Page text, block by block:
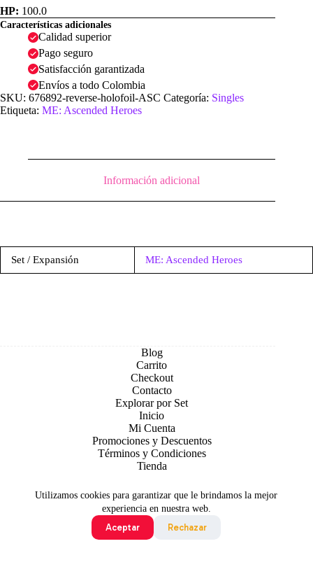
Utilizamos cookies para garantizar que le brindamos la mejor
experiencia en nuestra web.
Aceptar
Rechazar
HP: 100.0
Características adicionales
Calidad superior
Pago seguro
Satisfacción garantizada
Envíos a todo Colombia
SKU: 676892-reverse-holofoil-ASC Categoría: Singles
Etiqueta: ME: Ascended Heroes
Información adicional
Set / Expansión ME: Ascended Heroes
Blog
Carrito
Checkout
Contacto
Explorar por Set
Inicio
Mi Cuenta
Promociones y Descuentos
Términos y Condiciones
Tienda
Todo contenido original es sujeto de Copyright © 2026 TCG